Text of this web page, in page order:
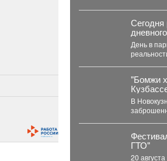
Важно,
Сегодня
День в
"Бомжи
В
вторник,...
ГТО"
20